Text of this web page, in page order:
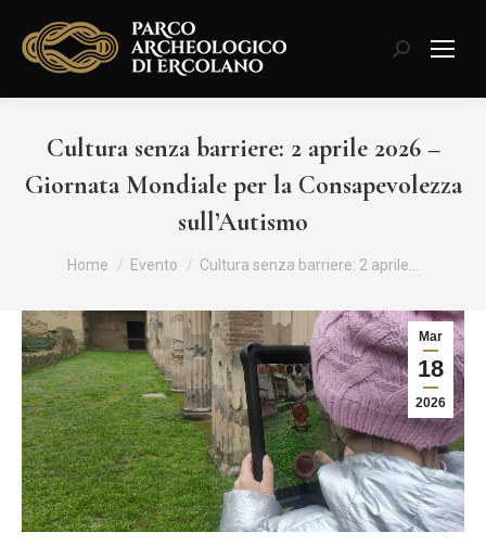
Cerca:
Cultura senza barriere: 2 aprile 2026 –
Giornata Mondiale per la Consapevolezza
sull’Autismo
Tu sei qui:
Home Evento Cultura senza barriere: 2 aprile…
Mar
18
2026